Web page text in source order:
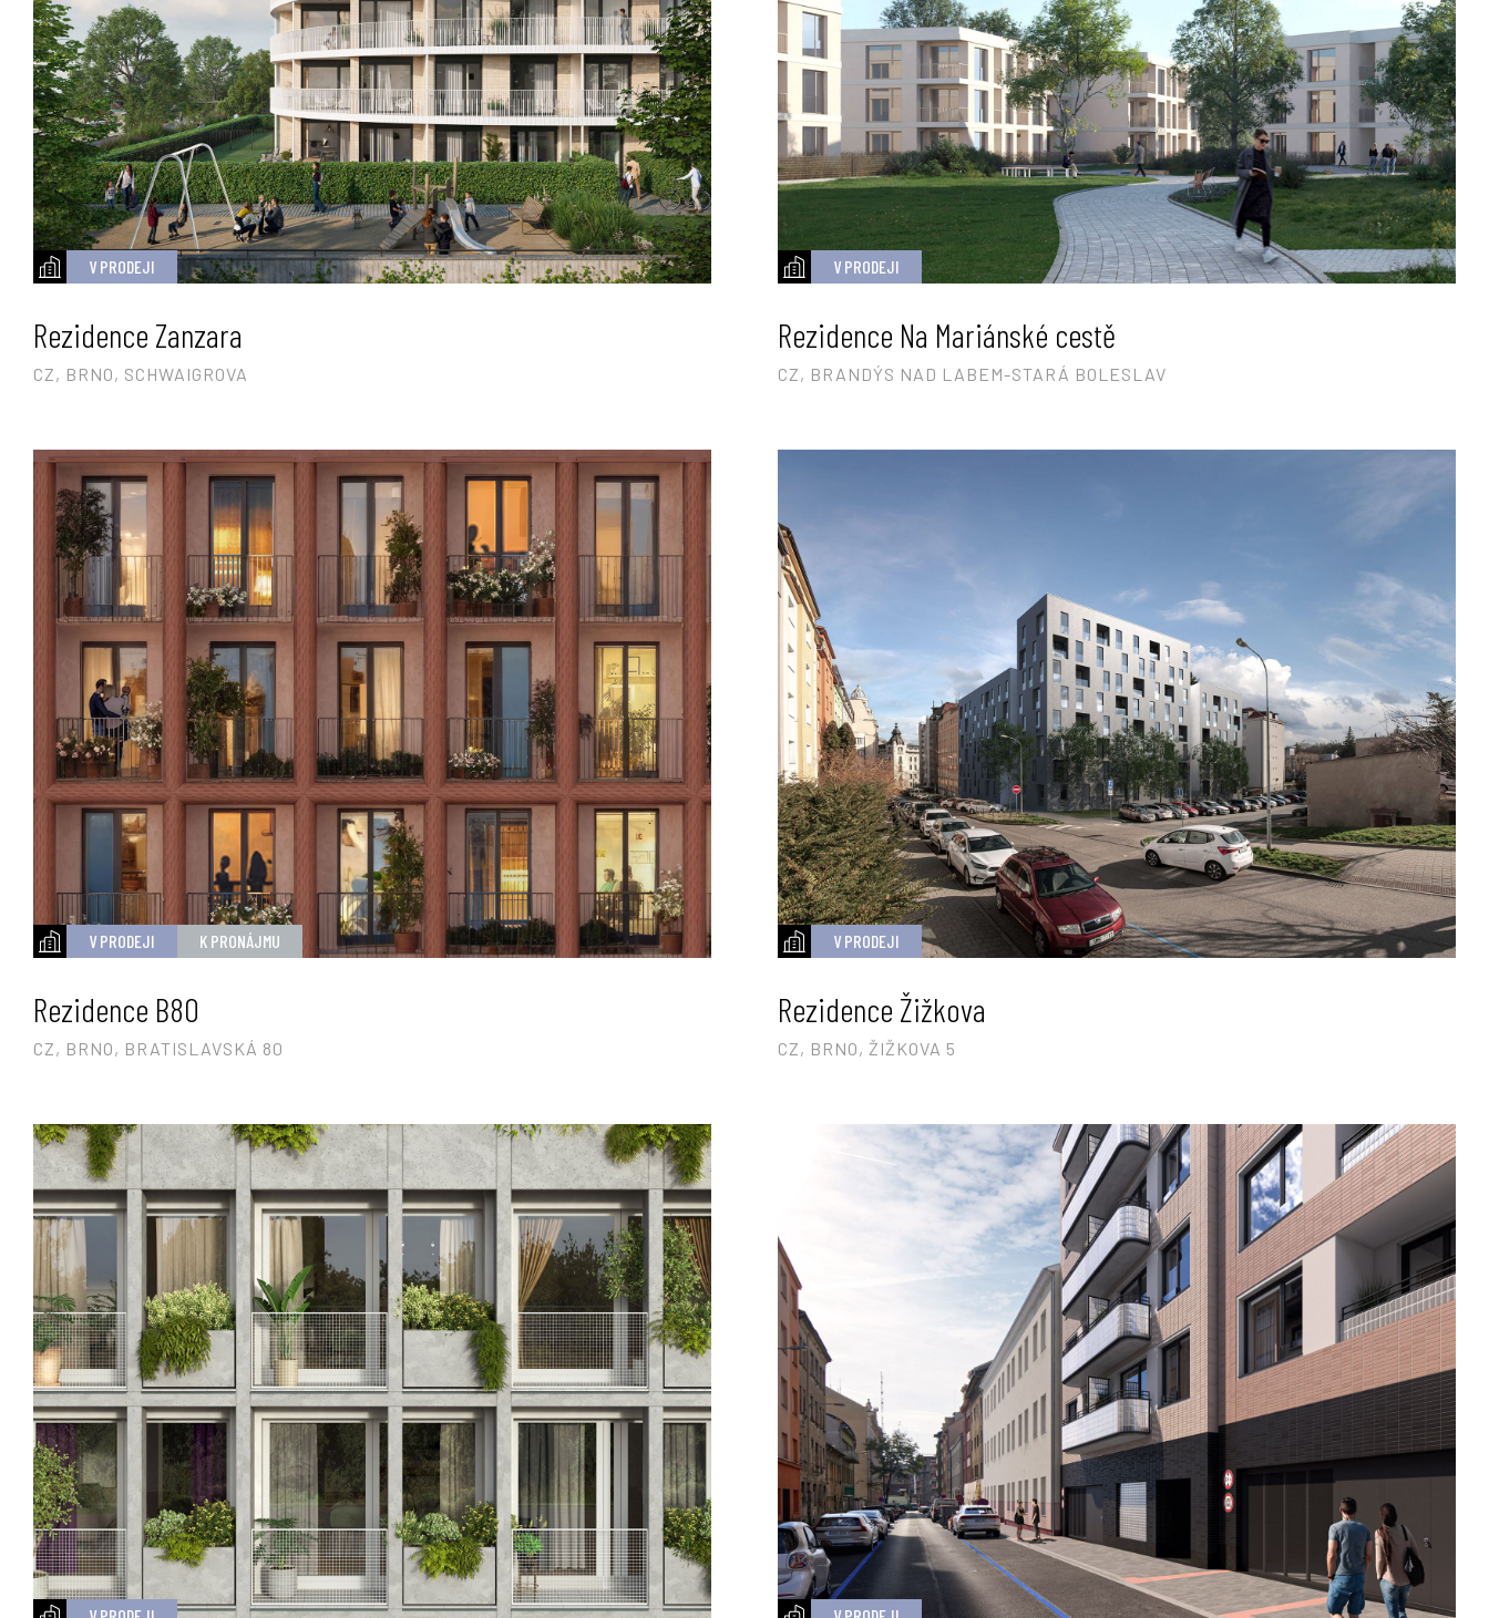
V PRODEJI
Rezidence Zanzara
CZ, BRNO, SCHWAIGROVA
V PRODEJI
Rezidence Na Mariánské cestě
CZ, BRANDÝS NAD LABEM-STARÁ BOLESLAV
V PRODEJI K PRONÁJMU
Rezidence B80
CZ, BRNO, BRATISLAVSKÁ 80
V PRODEJI
Rezidence Žižkova
CZ, BRNO, ŽIŽKOVA 5